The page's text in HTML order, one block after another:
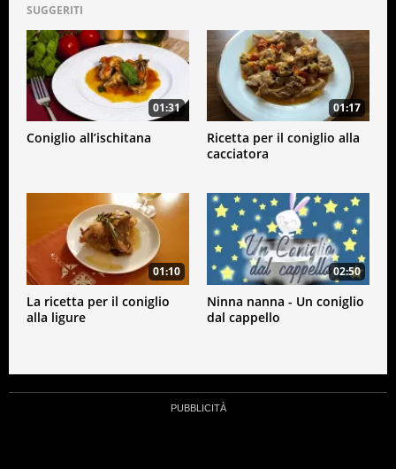
SUGGERITI
01:31
Coniglio all’ischitana
01:17
Ricetta per il coniglio alla
cacciatora
01:10
La ricetta per il coniglio
alla ligure
02:50
Ninna nanna - Un coniglio
dal cappello